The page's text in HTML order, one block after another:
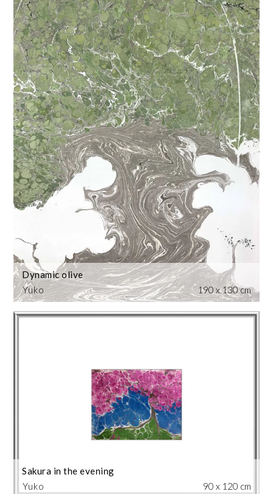
Yuko
Dynamic olive
190 x 130 cm
Yuko
Sakura in the evening
90 x 120 cm